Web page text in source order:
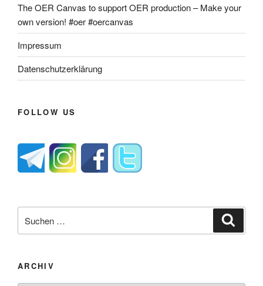
The OER Canvas to support OER production – Make your
own version! #oer #oercanvas
Impressum
Datenschutzerklärung
FOLLOW US
nach:
ARCHIV